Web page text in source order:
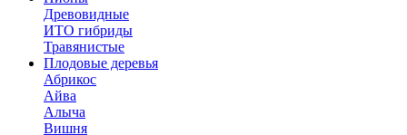
Древовидные
ИТО гибриды
Травянистые
Плодовые деревья
Абрикос
Айва
Алыча
Вишня